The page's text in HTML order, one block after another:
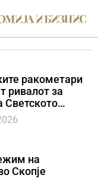
ракометари
ривалот за
Светското
на
Скопје